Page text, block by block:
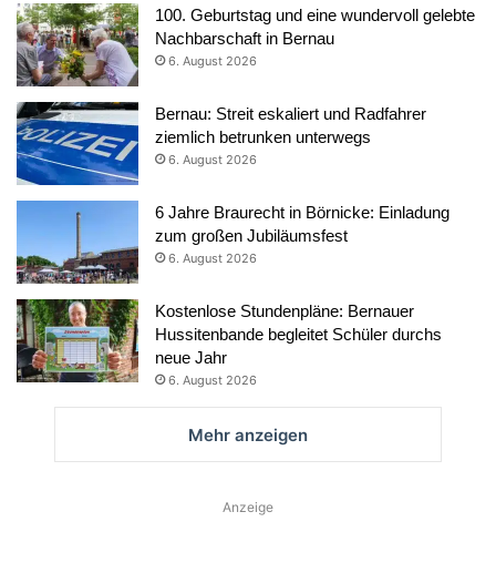
100. Geburtstag und eine wundervoll gelebte
Nachbarschaft in Bernau
6. August 2026
Bernau: Streit eskaliert und Radfahrer
ziemlich betrunken unterwegs
6. August 2026
6 Jahre Braurecht in Börnicke: Einladung
zum großen Jubiläumsfest
6. August 2026
Kostenlose Stundenpläne: Bernauer
Hussitenbande begleitet Schüler durchs
neue Jahr
6. August 2026
Mehr anzeigen
Anzeige